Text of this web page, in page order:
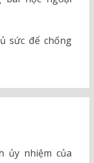
sức để chống
ủy nhiệm của